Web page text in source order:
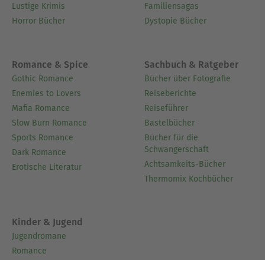
Lustige Krimis
Horror Bücher
Familiensagas
Dystopie Bücher
Romance & Spice
Gothic Romance
Enemies to Lovers
Mafia Romance
Slow Burn Romance
Sports Romance
Dark Romance
Erotische Literatur
Sachbuch & Ratgeber
Bücher über Fotografie
Reiseberichte
Reiseführer
Bastelbücher
Bücher für die
Schwangerschaft
Achtsamkeits-Bücher
Thermomix Kochbücher
Kinder & Jugend
Jugendromane
Romance